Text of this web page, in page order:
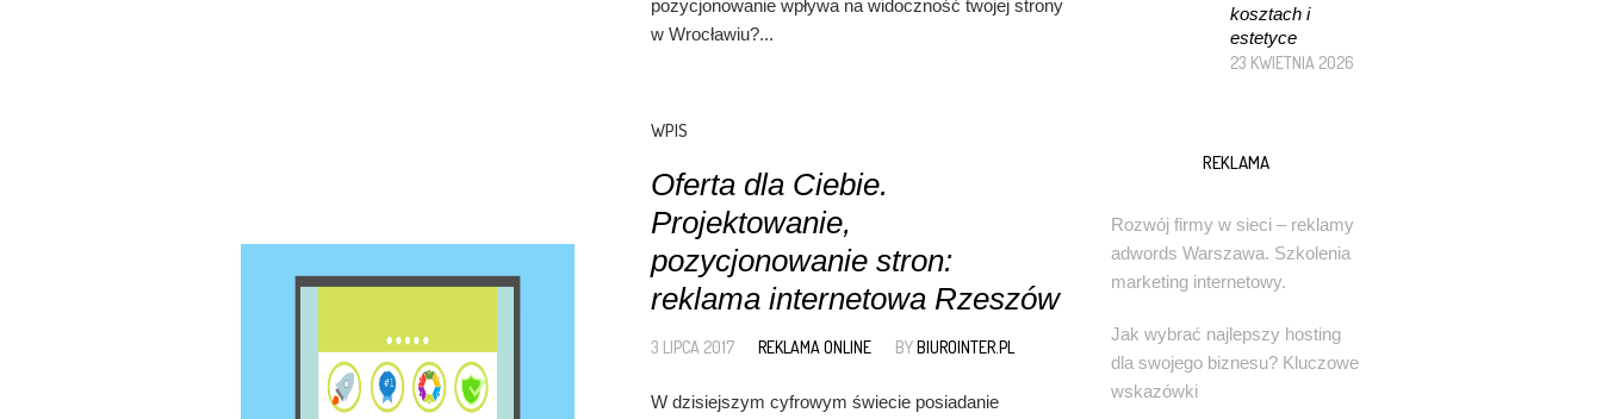
pozycjonowanie wpływa na widoczność twojej strony
w Wrocławiu?...
WPIS
Oferta dla Ciebie.
Projektowanie,
pozycjonowanie stron:
reklama internetowa Rzeszów
3 LIPCA 2017 REKLAMA ONLINE BYBIUROINTER.PL
W dzisiejszym cyfrowym świecie posiadanie
kosztach i
estetyce
23 KWIETNIA 2026
REKLAMA
Rozwój firmy w sieci – reklamy
adwords Warszawa. Szkolenia
marketing internetowy.
Jak wybrać najlepszy hosting
dla swojego biznesu? Kluczowe
wskazówki